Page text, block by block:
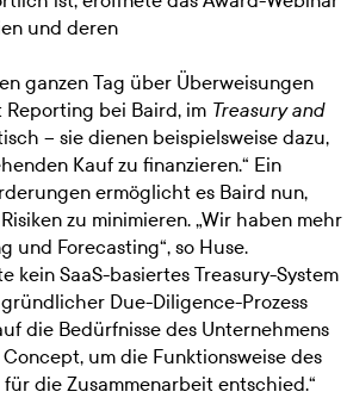
und deren
ganzen Tag über Überweisungen
bei Baird, im Treasury and
– sie dienen beispielsweise dazu,
Kauf zu finanzieren.“ Ein
ermöglicht es Baird nun,
zu minimieren. „Wir haben mehr
Forecasting“, so Huse.
kein SaaS-basiertes Treasury-System
Due-Diligence-Prozess
die Bedürfnisse des Unternehmens
um die Funktionsweise des
die Zusammenarbeit entschied.“